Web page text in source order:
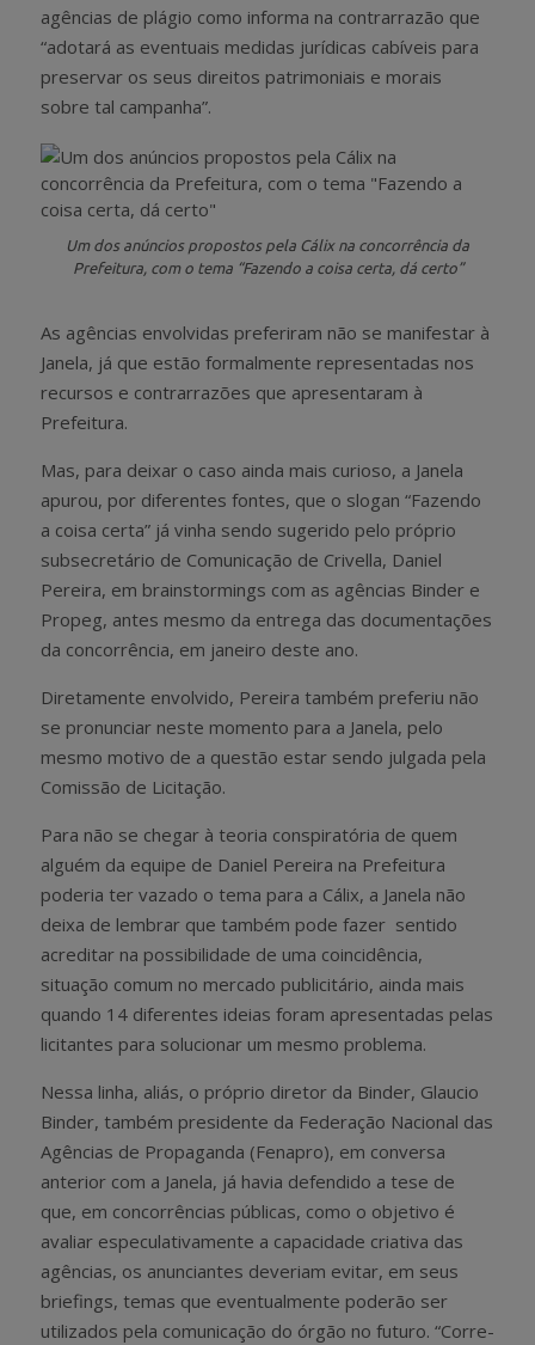
agências de plágio como informa na contrarrazão que
“adotará as eventuais medidas jurídicas cabíveis para
preservar os seus direitos patrimoniais e morais
sobre tal campanha”.
Um dos anúncios propostos pela Cálix na concorrência da
Prefeitura, com o tema “Fazendo a coisa certa, dá certo”
As agências envolvidas preferiram não se manifestar à
Janela, já que estão formalmente representadas nos
recursos e contrarrazões que apresentaram à
Prefeitura.
Mas, para deixar o caso ainda mais curioso, a Janela
apurou, por diferentes fontes, que o slogan “Fazendo
a coisa certa” já vinha sendo sugerido pelo próprio
subsecretário de Comunicação de Crivella, Daniel
Pereira, em brainstormings com as agências Binder e
Propeg, antes mesmo da entrega das documentações
da concorrência, em janeiro deste ano.
Diretamente envolvido, Pereira também preferiu não
se pronunciar neste momento para a Janela, pelo
mesmo motivo de a questão estar sendo julgada pela
Comissão de Licitação.
Para não se chegar à teoria conspiratória de quem
alguém da equipe de Daniel Pereira na Prefeitura
poderia ter vazado o tema para a Cálix, a Janela não
deixa de lembrar que também pode fazer sentido
acreditar na possibilidade de uma coincidência,
situação comum no mercado publicitário, ainda mais
quando 14 diferentes ideias foram apresentadas pelas
licitantes para solucionar um mesmo problema.
Nessa linha, aliás, o próprio diretor da Binder, Glaucio
Binder, também presidente da Federação Nacional das
Agências de Propaganda (Fenapro), em conversa
anterior com a Janela, já havia defendido a tese de
que, em concorrências públicas, como o objetivo é
avaliar especulativamente a capacidade criativa das
agências, os anunciantes deveriam evitar, em seus
briefings, temas que eventualmente poderão ser
utilizados pela comunicação do órgão no futuro. “Corre-